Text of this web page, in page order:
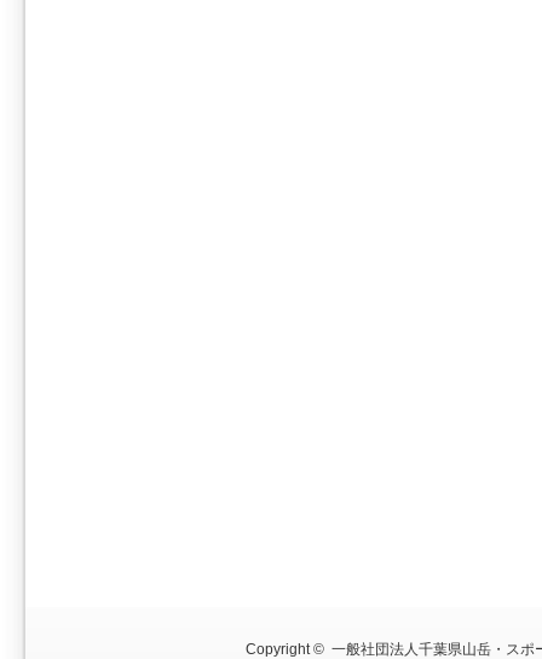
Copyright © 一般社団法人千葉県山岳・スポ